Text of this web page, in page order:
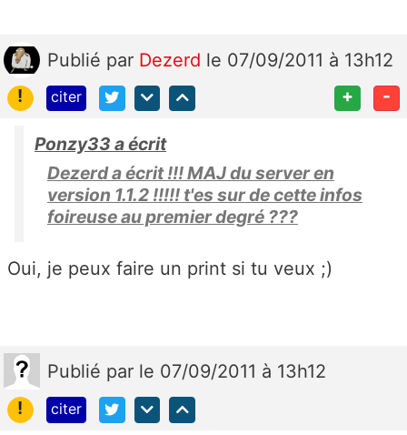
Publié par Dezerd le 07/09/2011 à 13h12
!
citer + -
Ponzy33 a écrit
Dezerd a écrit !!! MAJ du server en
version 1.1.2 !!!!! t'es sur de cette infos
foireuse au premier degré ???
Oui, je peux faire un print si tu veux ;)
Publié par le 07/09/2011 à 13h12
!
citer